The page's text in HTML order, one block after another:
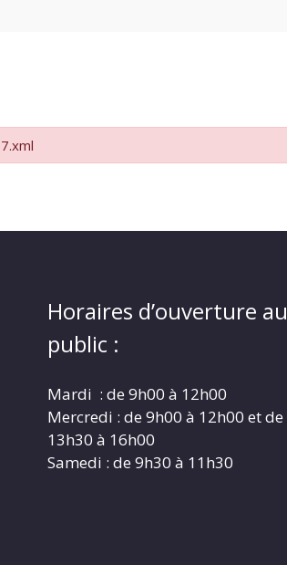
CRÉPIN
Horaires d’ouverture au
public :
Mardi : de 9h00 à 12h00
Mercredi : de 9h00 à 12h00 et de
13h30 à 16h00
Samedi : de 9h30 à 11h30